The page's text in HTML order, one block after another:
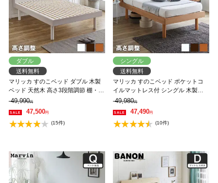
ダブル
送料無料
マリッカ すのこベッド ダブル 木製
ベッド 天然木 高さ3段階調節 棚・コ
ンセント付き ナチュラル ホワイト
ブラウン 北欧調 【フレームのみ】
【大型家具配送】
49,990円
47,500円
(15件)
シングル
送料無料
マリッカ すのこベッド ポケットコ
イルマットレス付 シングル 木製ベ
ッド 天然木 高さ3段階調節 棚・コン
セント付き ナチュラル ホワイト ブ
ラウン 北欧調 【大型家具配送】
49,980円
47,490円
(10件)